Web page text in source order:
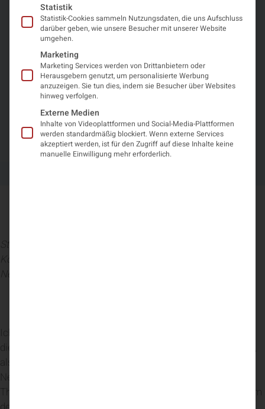
Schwerpunkthema Epilepsie:
Bemerkenswerte Fortschritte in
der medikamentösen und
chirurgischen Therapie –
Besondere Erfordernisse bei der
Epilepsie im Alter
Statement
Kongresspräsident; Vorstand der Klinik für Neurologie 1,
diesjährigen Tagung im Vorfeld begrüßen darf. Umso mehr,
Themen spannen werden. So werden wir uns unter anderem
Statistik
Statistik-Cookies sammeln Nutzungsdaten, die uns Aufschluss
darüber geben, wie unsere Besucher mit unserer Website
umgehen.
Marketing
Marketing Services werden von Drittanbietern oder
Herausgebern genutzt, um personalisierte Werbung
anzuzeigen. Sie tun dies, indem sie Besucher über Websites
hinweg verfolgen.
Externe Medien
Inhalte von Videoplattformen und Social-Media-Plattformen
werden standardmäßig blockiert. Wenn externe Services
akzeptiert werden, ist für den Zugriff auf diese Inhalte keine
manuelle Einwilligung mehr erforderlich.